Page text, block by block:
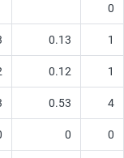
0
0.13 1
0.12 1
0.53 4
0 0